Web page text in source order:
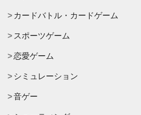
カードバトル・カードゲーム
スポーツゲーム
恋愛ゲーム
シミュレーション
音ゲー